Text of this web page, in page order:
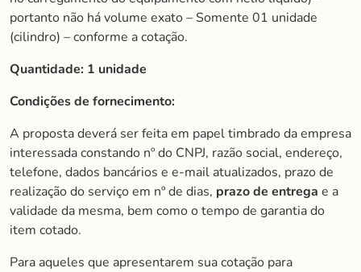
portanto não há volume exato – Somente 01 unidade
(cilindro) – conforme a cotação.
Quantidade: 1 unidade
Condições de fornecimento:
A proposta deverá ser feita em papel timbrado da empresa
interessada constando nº do CNPJ, razão social, endereço,
telefone, dados bancários e e-mail atualizados, prazo de
realização do serviço em nº de dias, prazo de entrega e a
validade da mesma, bem como o tempo de garantia do
item cotado.
Para aqueles que apresentarem sua cotação para